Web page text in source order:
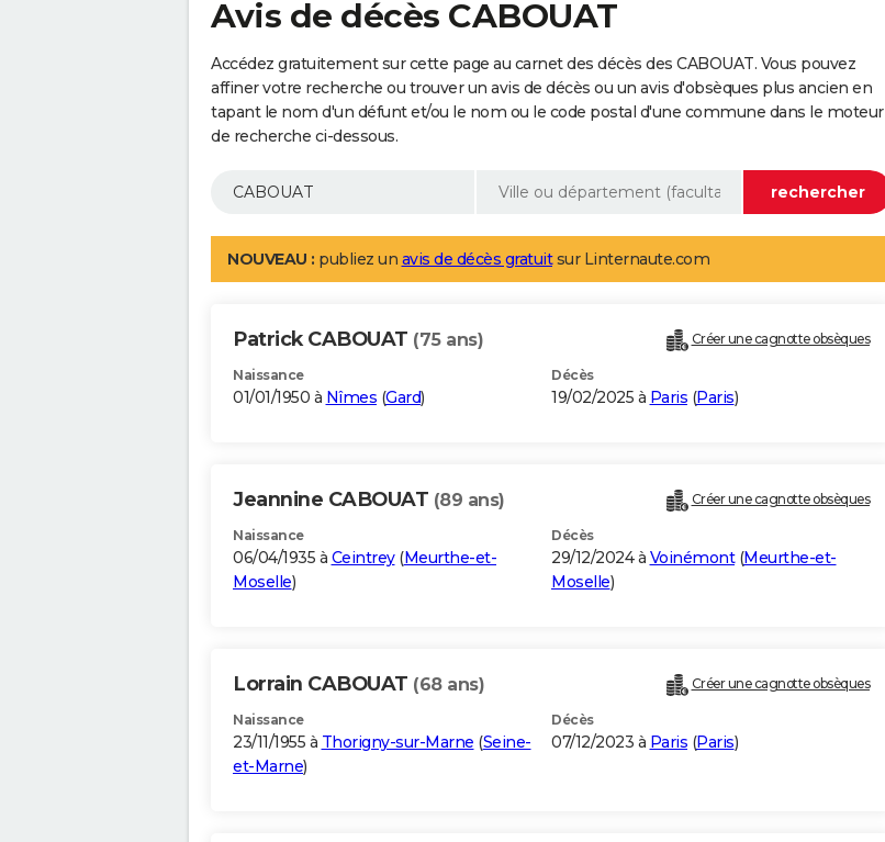
Avis de décès CABOUAT
Accédez gratuitement sur cette page au carnet des décès des CABOUAT. Vous pouvez
affiner votre recherche ou trouver un avis de décès ou un avis d'obsèques plus ancien en
tapant le nom d'un défunt et/ou le nom ou le code postal d'une commune dans le moteur
de recherche ci-dessous.
NOUVEAU : publiez un avis de décès gratuitsur Linternaute.com
Patrick CABOUAT (75 ans) Créer une cagnotte obsèques
Naissance
01/01/1950 à Nîmes (Gard)
Décès
19/02/2025 à Paris (Paris)
Jeannine CABOUAT (89 ans) Créer une cagnotte obsèques
Naissance
06/04/1935 à Ceintrey(Meurthe-et-
Moselle)
Décès
29/12/2024 à Voinémont(Meurthe-et-
Moselle)
Lorrain CABOUAT (68 ans) Créer une cagnotte obsèques
Naissance
23/11/1955 à Thorigny-sur-Marne (Seine-
et-Marne)
Décès
07/12/2023 à Paris (Paris)